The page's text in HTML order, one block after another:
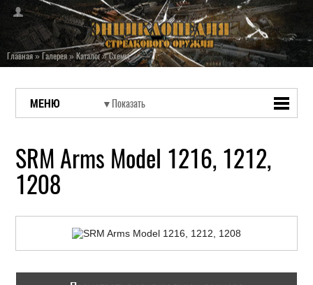
Главная»Галерея»Каталог»Схемы
МЕНЮ
SRM Arms Model 1216, 1212,
1208